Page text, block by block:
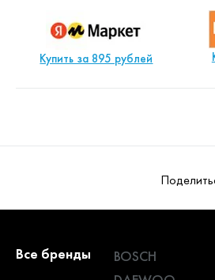
Купить за 895 рублей
Все бренды BOSCH